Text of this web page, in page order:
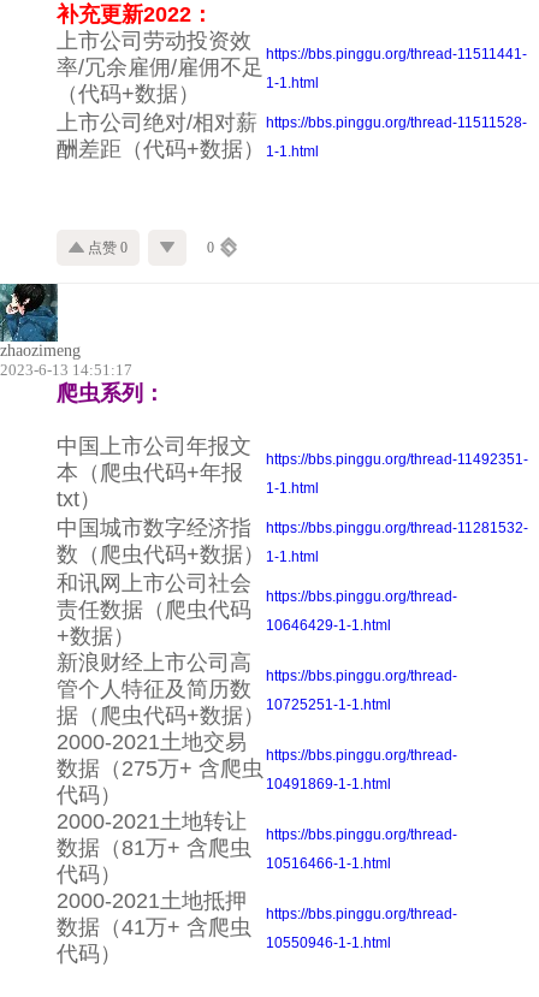
补充更新2022 ：
上市公司劳动投资效
率/冗余雇佣/雇佣不足
（代码+数据）
https://bbs.pinggu.org/thread-11511441-
1-1.html
上市公司绝对/相对薪
酬差距（代码+数据）
https://bbs.pinggu.org/thread-11511528-
1-1.html
点赞 0 0
zhaozimeng
2023-6-13 14:51:17
爬虫系列：
中国上市公司年报文
本（爬虫代码+年报
txt）
https://bbs.pinggu.org/thread-11492351-
1-1.html
中国城市数字经济指
数（爬虫代码+数据）
https://bbs.pinggu.org/thread-11281532-
1-1.html
和讯网上市公司社会
责任数据（爬虫代码
+数据）
https://bbs.pinggu.org/thread-
10646429-1-1.html
新浪财经上市公司高
管个人特征及简历数
据（爬虫代码+数据）
https://bbs.pinggu.org/thread-
10725251-1-1.html
2000-2021土地交易
数据（275万+ 含爬虫
代码）
https://bbs.pinggu.org/thread-
10491869-1-1.html
2000-2021土地转让
数据（81万+ 含爬虫
代码）
https://bbs.pinggu.org/thread-
10516466-1-1.html
2000-2021土地抵押
数据（41万+ 含爬虫
代码）
https://bbs.pinggu.org/thread-
10550946-1-1.html